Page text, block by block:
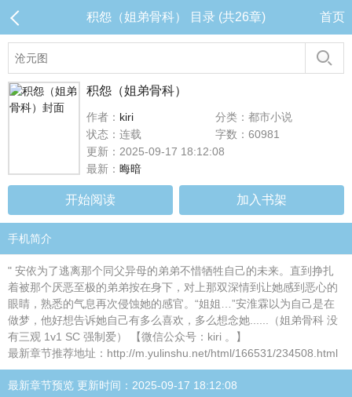
积怨（姐弟骨科） 目录 (共26章) 首页
积怨（姐弟骨科）
作者： kiri
分类：都市小说
状态：连载
字数：60981
更新：2025-09-17 18:12:08
最新： 晦暗
开始阅读 加入书架
手机简介
" 安依为了逃离那个同父异母的弟弟不惜牺牲自己的未来。直到挣扎
着被那个厌恶至极的弟弟按在身下，对上那双深情到让她感到恶心的
眼睛，熟悉的气息再次侵蚀她的感官。“姐姐…”安淮霖以为自己是在
做梦，他好想告诉她自己有多么喜欢，多么想念她......（姐弟骨科 没
有三观 1v1 SC 强制爱） 【微信公众号：kiri 。】
最新章节推荐地址：http://m.yulinshu.net/html/166531/234508.html
最新章节预览 更新时间：2025-09-17 18:12:08